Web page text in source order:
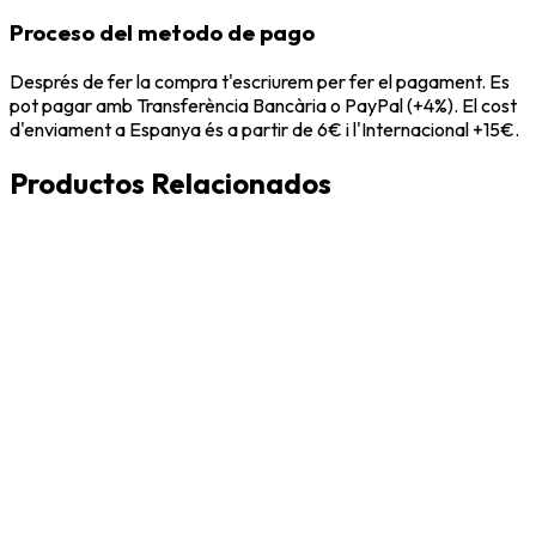
Proceso del metodo de pago
Després de fer la compra t'escriurem per fer el pagament. Es
pot pagar amb Transferència Bancària o PayPal (+4%). El cost
d'enviament a Espanya és a partir de 6€ i l'Internacional +15€.
Productos Relacionados